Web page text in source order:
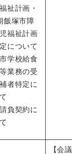
祉計画・
飯塚市障
福祉計画
について
学校給食
業務の受
者特定に
負契約に
【会議